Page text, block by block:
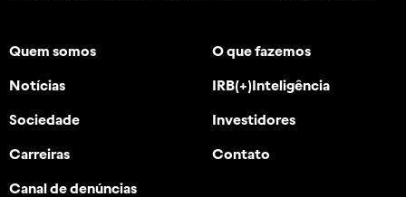
Quem somos O que fazemos
Notícias IRB(+)Inteligência
Sociedade Investidores
Carreiras Contato
Canal de denúncias